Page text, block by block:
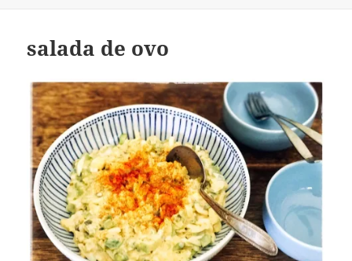
salada de ovo